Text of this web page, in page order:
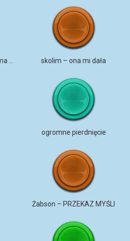
skolim – ona mi dała
ogromne pierdnięcie
Żabson – PRZEKAZ MYŚLI